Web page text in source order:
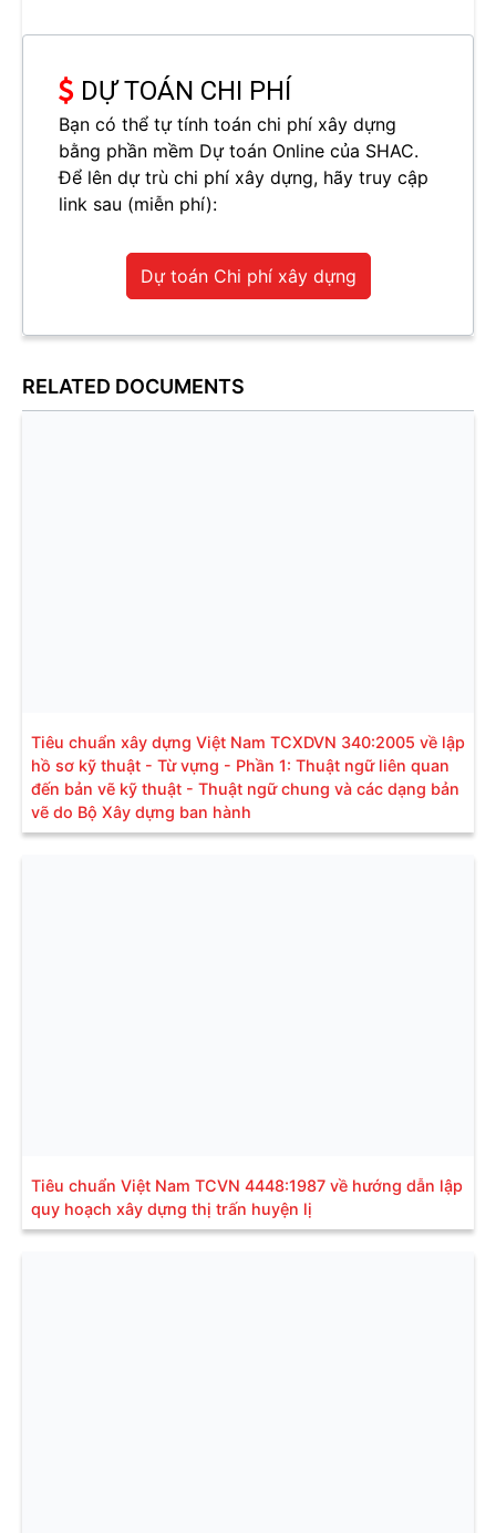
DỰ TOÁN CHI PHÍ
Bạn có thể tự tính toán chi phí xây dựng
bằng phần mềm Dự toán Online của SHAC.
Để lên dự trù chi phí xây dựng, hãy truy cập
link sau (miễn phí):
Dự toán Chi phí xây dựng
RELATED DOCUMENTS
Tiêu chuẩn xây dựng Việt Nam TCXDVN 340:2005 về lập
hồ sơ kỹ thuật - Từ vựng - Phần 1: Thuật ngữ liên quan
đến bản vẽ kỹ thuật - Thuật ngữ chung và các dạng bản
vẽ do Bộ Xây dựng ban hành
Tiêu chuẩn Việt Nam TCVN 4448:1987 về hướng dẫn lập
quy hoạch xây dựng thị trấn huyện lị